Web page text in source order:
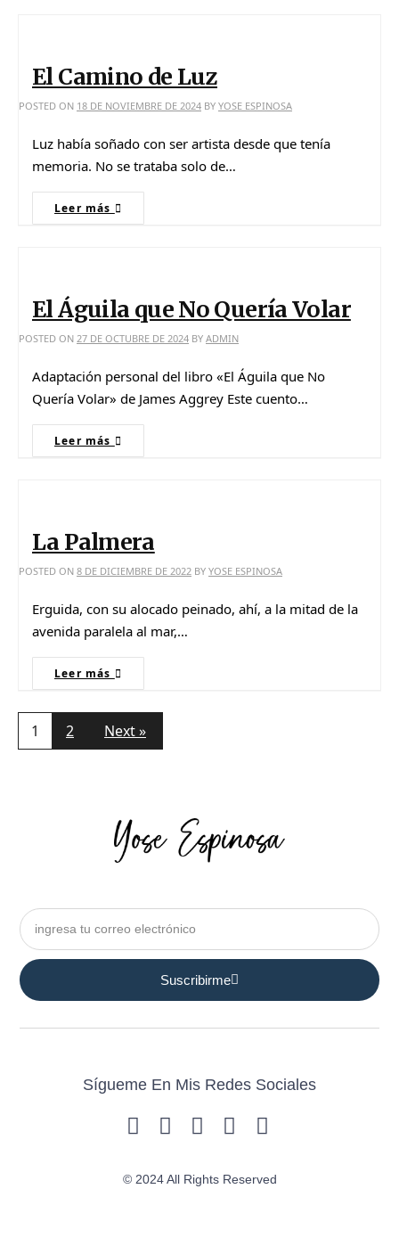
El Camino de Luz
POSTED ON 18 DE NOVIEMBRE DE 2024 BY YOSE ESPINOSA
Luz había soñado con ser artista desde que tenía
memoria. No se trataba solo de…
Leer más
El Águila que No Quería Volar
POSTED ON 27 DE OCTUBRE DE 2024 BY ADMIN
Adaptación personal del libro «El Águila que No
Quería Volar» de James Aggrey Este cuento…
Leer más
La Palmera
POSTED ON 8 DE DICIEMBRE DE 2022 BY YOSE ESPINOSA
Erguida, con su alocado peinado, ahí, a la mitad de la
avenida paralela al mar,…
Leer más
1 2 Next »
Suscribirme
Sígueme En Mis Redes Sociales
© 2024 All Rights Reserved